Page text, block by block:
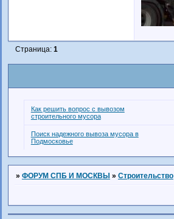
Страница: 1
Как решить вопрос с вывозом
строительного мусора
Поиск надежного вывоза мусора в
Подмосковье
» ФОРУМ СПБ И МОСКВЫ » Строительство